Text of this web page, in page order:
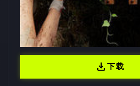
download下载